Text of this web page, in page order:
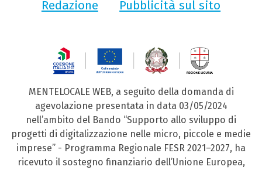
Redazione
Pubblicità sul sito
MENTELOCALE WEB, a seguito della domanda di
agevolazione presentata in data 03/05/2024
nell’ambito del Bando “Supporto allo sviluppo di
progetti di digitalizzazione nelle micro, piccole e medie
imprese” - Programma Regionale FESR 2021–2027, ha
ricevuto il sostegno finanziario dell’Unione Europea,